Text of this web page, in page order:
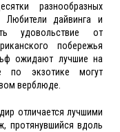
разнообразных
Любители дайвинга и
удовольствие от
побережья
ожидают лучшие на
по экзотике могут
верблюде.
отличается лучшими
протянувшийся вдоль